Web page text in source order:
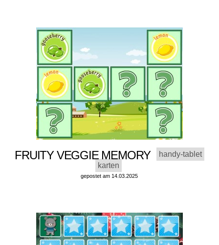
FRUITY VEGGIE MEMORY
handy-tablet
karten
gepostet am 14.03.2025